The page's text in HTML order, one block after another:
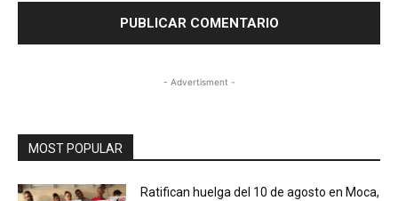
- Advertisment -
MOST POPULAR
Ratifican huelga del 10 de agosto en Moca,